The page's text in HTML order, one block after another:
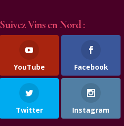
Suivez Vins en Nord :
YouTube Facebook
Twitter Instagram